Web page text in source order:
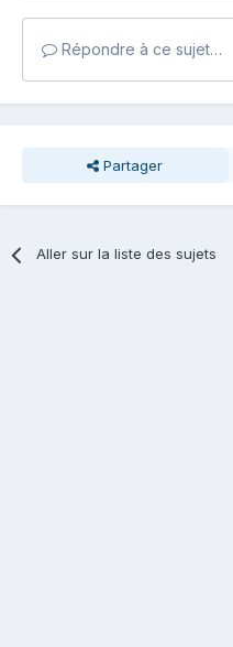
Répondre à ce sujet…
Partager
Aller sur la liste des sujets